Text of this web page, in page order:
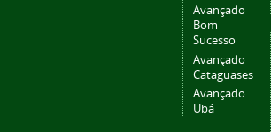
Avançado
Bom
Sucesso
Avançado
Cataguases
Avançado
Ubá